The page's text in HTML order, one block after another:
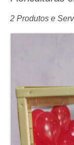
2 Produtos e